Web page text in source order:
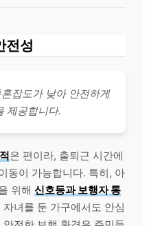
전성
잡도가 낮아 안전하게
제공합니다.
은 편이라, 출퇴근 시간에
동이 가능합니다. 특히, 아
위해 신호등과 보행자 통
녀를 둔 가구에서도 안심